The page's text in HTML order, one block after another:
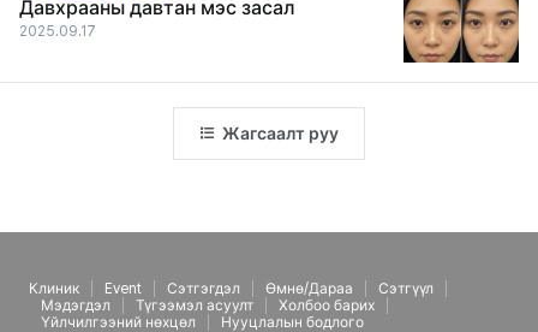
Давхрааны давтан мэс засал
2025.09.17
Жагсаалт руу
Клиник Event Сэтгэгдэл Өмнө/Дараа
Сэтгүүл
Мэдэгдэл
Түгээмэл асуулт
Холбоо барих
Үйлчилгээний нөхцөл
Нууцлалын бодлого